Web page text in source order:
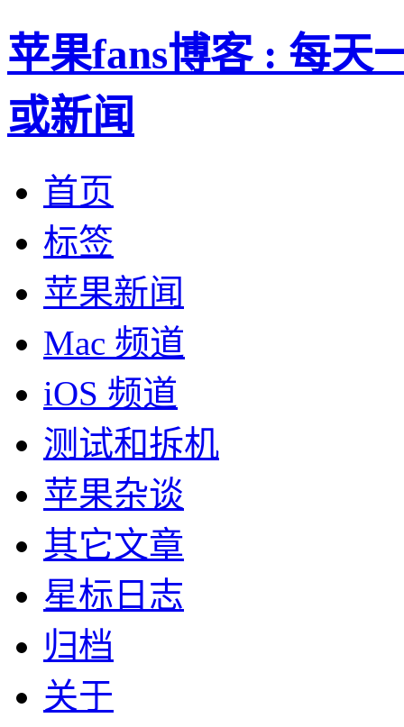
苹果fans博客 : 每天
或新闻
首页
标签
苹果新闻
Mac 频道
iOS 频道
测试和拆机
苹果杂谈
其它文章
星标日志
归档
关于